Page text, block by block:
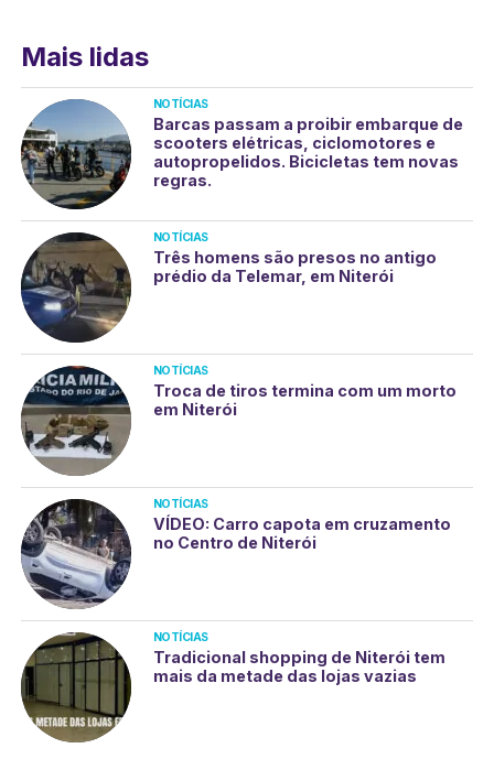
Mais lidas
NOTÍCIAS
Barcas passam a proibir embarque de
scooters elétricas, ciclomotores e
autopropelidos. Bicicletas tem novas
regras.
NOTÍCIAS
Três homens são presos no antigo
prédio da Telemar, em Niterói
NOTÍCIAS
Troca de tiros termina com um morto
em Niterói
NOTÍCIAS
VÍDEO: Carro capota em cruzamento
no Centro de Niterói
NOTÍCIAS
Tradicional shopping de Niterói tem
mais da metade das lojas vazias